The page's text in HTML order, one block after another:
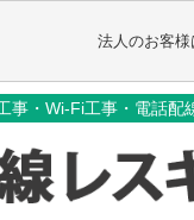
法人のお客様
事・Wi-Fi工事・電話配